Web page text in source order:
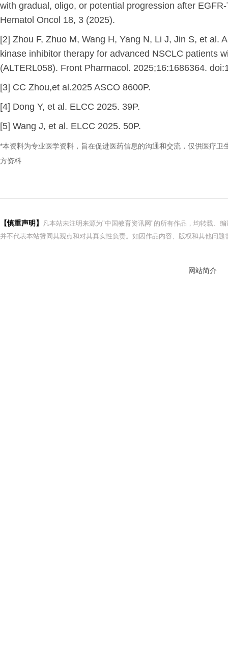
with gradual, oligo, or potential progression after
Hematol Oncol 18, 3 (2025).
[2] Zhou F, Zhuo M, Wang H, Yang N, Li J, Jin S, et al.
kinase inhibitor therapy for advanced NSCLC patients
(ALTERL058). Front Pharmacol. 2025;16:1686364.
[3] CC Zhou,et al.2025 ASCO 8600P.
[4] Dong Y, et al. ELCC 2025. 39P.
[5] Wang J, et al. ELCC 2025. 50P.
*本资料为专业医学资料，旨在促进医药信息的沟通和交流，仅供医疗
方资料
【慎重声明】
凡本站未注明来源为"中国教育资讯网"的所有作品，均转载、
并不代表本站赞同其观点和对其真实性负责。如因作品内容、版权和其他问
网站简介